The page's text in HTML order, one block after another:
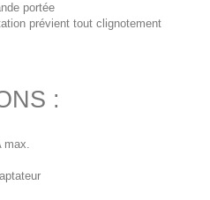
portée
prévient tout clignotement
:
max.